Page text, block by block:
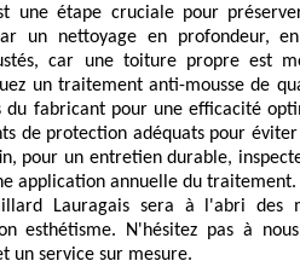
une étape cruciale pour
un nettoyage en profondeur,
car une toiture propre est
un traitement anti-mousse de
du fabricant pour une efficacité
de protection adéquats pour
pour un entretien durable,
application annuelle du
Lauragais sera à l'abri des
esthétisme. N'hésitez pas à
un service sur mesure.